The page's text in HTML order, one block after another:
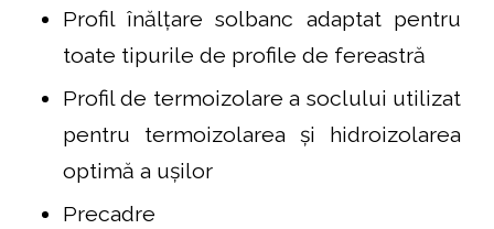
Profil înălțare solbanc adaptat pentru
toate tipurile de profile de fereastră
Profil de termoizolare a soclului utilizat
pentru termoizolarea și hidroizolarea
optimă a ușilor
Precadre